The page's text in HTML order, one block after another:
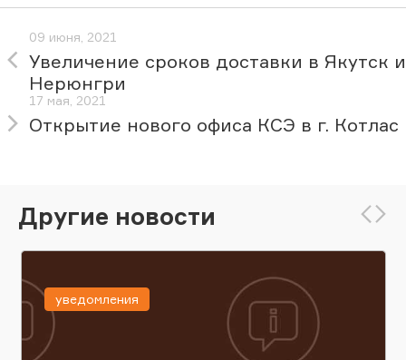
09 июня, 2021
Увеличение сроков доставки в Якутск и
Нерюнгри
17 мая, 2021
Открытие нового офиса КСЭ в г. Котлас
Другие новости
уведомления